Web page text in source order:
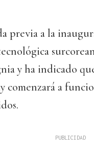
previa a la
y ha indicado
comenzará a